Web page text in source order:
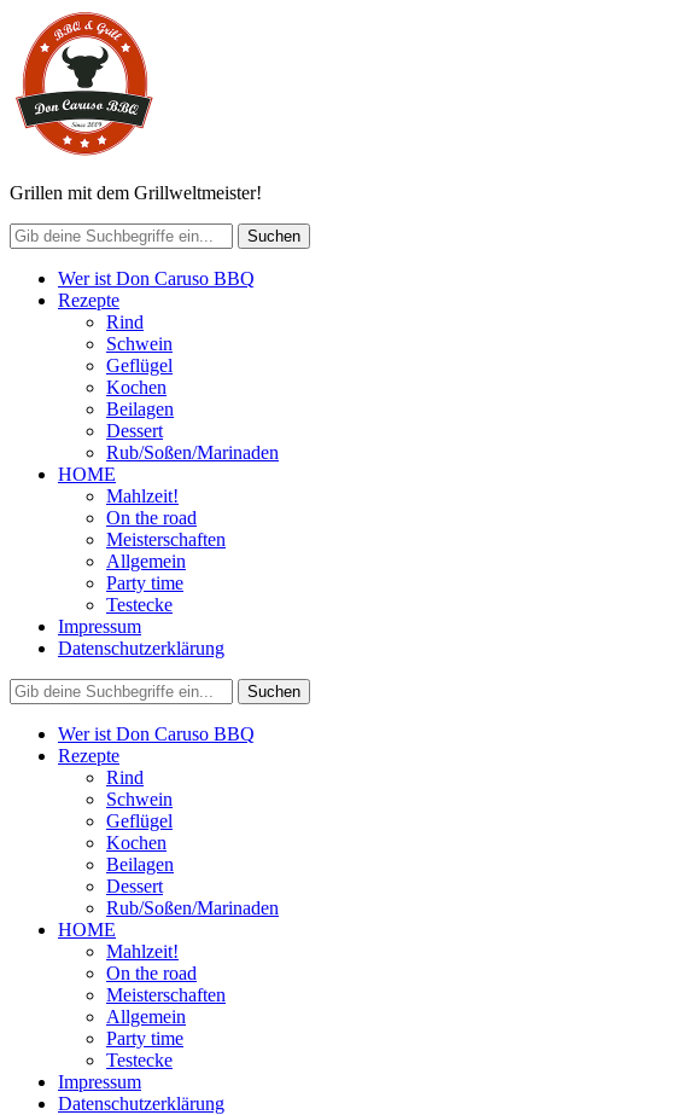
Grillen mit dem Grillweltmeister!
Wer ist Don Caruso BBQ
Rezepte
Rind
Schwein
Geflügel
Kochen
Beilagen
Dessert
Rub/Soßen/Marinaden
HOME
Mahlzeit!
On the road
Meisterschaften
Allgemein
Party time
Testecke
Impressum
Datenschutzerklärung
Wer ist Don Caruso BBQ
Rezepte
Rind
Schwein
Geflügel
Kochen
Beilagen
Dessert
Rub/Soßen/Marinaden
HOME
Mahlzeit!
On the road
Meisterschaften
Allgemein
Party time
Testecke
Impressum
Datenschutzerklärung